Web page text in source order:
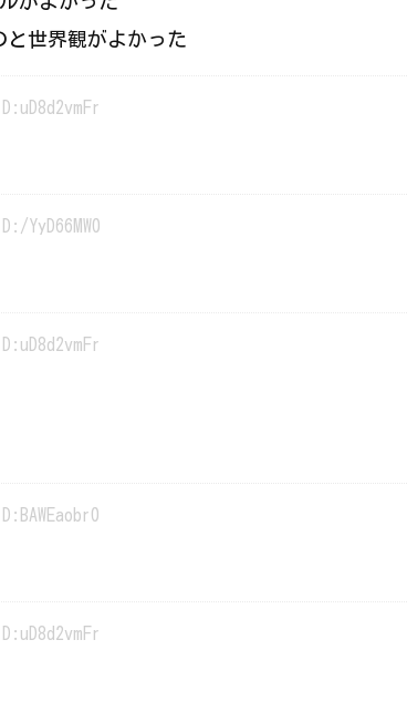
世界観がよかった